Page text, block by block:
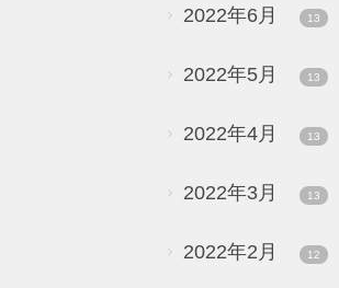
2022年6月 13
2022年5月 13
2022年4月 13
2022年3月 13
2022年2月 12